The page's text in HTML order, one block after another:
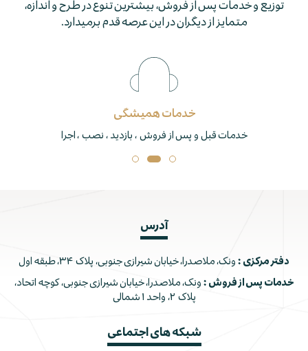
توزيع و خدمات پس از فروش، بيشترين تنوع در طرح و اندازه،
متمايز از ديگران در اين عرصه قدم برمي­دارد.
خدمات همیشگی
خدمات قبل و پس از فروش ، بازدید ، نصب ، اجرا
آدرس
دفتر مرکزی : ونک، ملاصدرا، خیابان شیرازی جنوبی، پلاک ۳۴، طبقه اول
خدمات پس از فروش : ونک، ملاصدرا، خیابان شیرازی جنوبی، کوچه اتحاد،
پلاک ۲، واحد ۱ شمالی
شبکه های اجتماعی